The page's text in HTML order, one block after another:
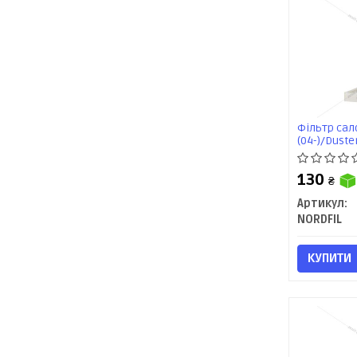
Фільтр
(04-)/
(07-)/Clio
(07-)/
(06-)/Lada
130 ₴
Артикул:
NORDFIL
КУПИТИ